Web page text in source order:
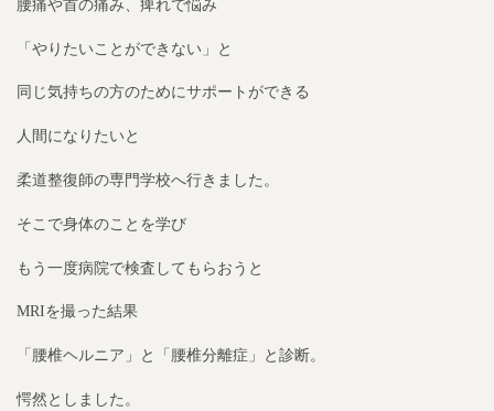
腰痛や首の痛み、痺れで悩み
「やりたいことができない」と
同じ気持ちの方のためにサポートができる
人間になりたいと
柔道整復師の専門学校へ行きました。
そこで身体のことを学び
もう一度病院で検査してもらおうと
MRIを撮った結果
「腰椎ヘルニア」と「腰椎分離症」と診断。
愕然としました。